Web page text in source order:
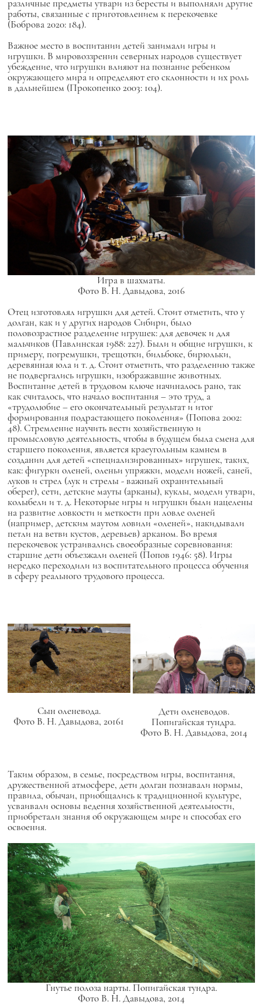
различные предметы утвари из бересты и выполняли другие
работы, связанные с приготовлением к перекочевке
(Боброва 2020: 184).
Важное место в воспитании детей занимали игры и
игрушки. В мировоззрении северных народов существует
убеждение, что игрушки влияют на познание ребенком
окружающего мира и определяют его склонности и их роль
в дальнейшем (Прокопенко 2003: 104).
Игра в шахматы.
Фото В. Н. Давыдова, 2016
Отец изготовлял игрушки для детей. Стоит отметить, что у
долган, как и у других народов Сибири, было
половозрастное разделение игрушек: для девочек и для
мальчиков (Павлинская 1988: 227). Были и общие игрушки, к
примеру, погремушки, трещотки, бильбоке, бирюльки,
деревянная юла и т. д. Стоит отметить, что разделению также
не подвергались игрушки, изображавшие животных.
Воспитание детей в трудовом ключе начиналось рано, так
как считалось, что начало воспитания – это труд, а
«трудолюбие – его окончательный результат и итог
формирования подрастающего поколения» (Попова 2002:
48). Стремление научить вести хозяйственную и
промысловую деятельность, чтобы в будущем была смена для
старшего поколения, является краеугольным камнем в
создании для детей «специализированных» игрушек, таких,
как: фигурки оленей, оленьи упряжки, модели ножей, саней,
луков и стрел (лук и стрелы - важный охранительный
оберег), сети, детские мауты (арканы), куклы, модели утвари,
колыбели и т. д. Некоторые игры и игрушки были нацелены
на развитие ловкости и меткости при ловле оленей
(например, детским маутом ловили «оленей», накидывали
петли на ветви кустов, деревьев) арканом. Во время
перекочевок устраивались своеобразные соревнования:
старшие дети объезжали оленей (Попов 1946: 58). Игры
нередко переходили из воспитательного процесса обучения
в сферу реального трудового процесса.
Сын оленевода.
Фото В. Н. Давыдова, 20161
Дети оленеводов.
Попигайская тундра.
Фото В. Н. Давыдова, 2014
Таким образом, в семье, посредством игры, воспитания,
дружественной атмосфере, дети долган познавали нормы,
правила, обычаи, приобщались к традиционной культуре,
усваивали основы ведения хозяйственной деятельности,
приобретали знания об окружающем мире и способах его
освоения.
Гнутье полоза нарты. Попигайская тундра.
Фото В. Н. Давыдова, 2014